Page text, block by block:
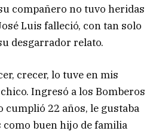
compañero no tuvo heridas
Luis falleció, con tan solo
desgarrador relato.
crecer, lo tuve en mis
Ingresó a los Bomberos
cumplió 22 años, le gustaba
como buen hijo de familia